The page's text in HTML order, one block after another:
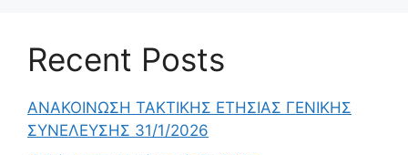
Recent Posts
ΑΝΑΚΟΙΝΩΣΗ ΤΑΚΤΙΚΗΣ ΕΤΗΣΙΑΣ ΓΕΝΙΚΗΣ
ΣΥΝΕΛΕΥΣΗΣ 31/1/2026